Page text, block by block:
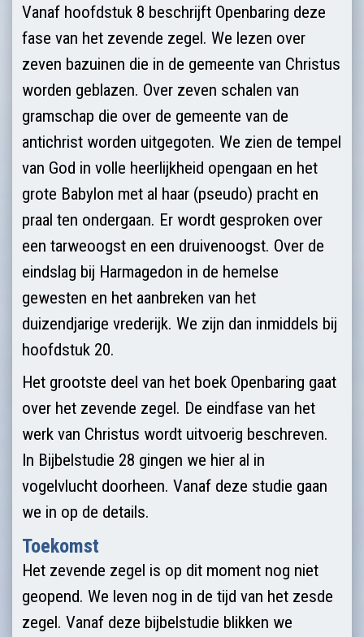
Vanaf hoofdstuk 8 beschrijft Openbaring deze
fase van het zevende zegel. We lezen over
zeven bazuinen die in de gemeente van Christus
worden geblazen. Over zeven schalen van
gramschap die over de gemeente van de
antichrist worden uitgegoten. We zien de tempel
van God in volle heerlijkheid opengaan en het
grote Babylon met al haar (pseudo) pracht en
praal ten ondergaan. Er wordt gesproken over
een tarweoogst en een druivenoogst. Over de
eindslag bij Harmagedon in de hemelse
gewesten en het aanbreken van het
duizendjarige vrederijk. We zijn dan inmiddels bij
hoofdstuk 20.
Het grootste deel van het boek Openbaring gaat
over het zevende zegel. De eindfase van het
werk van Christus wordt uitvoerig beschreven.
In Bijbelstudie 28 gingen we hier al in
vogelvlucht doorheen. Vanaf deze studie gaan
we in op de details.
Toekomst
Het zevende zegel is op dit moment nog niet
geopend. We leven nog in de tijd van het zesde
zegel. Vanaf deze bijbelstudie blikken we